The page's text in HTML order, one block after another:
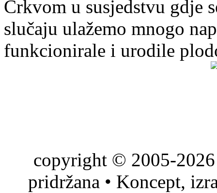
Crkvom u susjedstvu gdje
slučaju ulažemo mnogo
funkcionirale i urodile
copyright © 2005-
pridržana • Koncept,